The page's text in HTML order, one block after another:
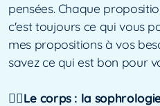
pensées. Chaque
c'est toujours ce qui vous
mes propositions à vos
savez ce qui est bon pour
🧘‍♂️Le corps : la